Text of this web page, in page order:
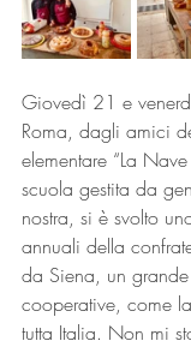
Giovedì 21 e
Roma, dagli amici
elementare “La
scuola gestita da
nostra, si è svolto
annuali della
da Siena, un
cooperative, come
tutta Italia. Non mi